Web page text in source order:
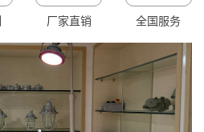
厂家直销 全国服务